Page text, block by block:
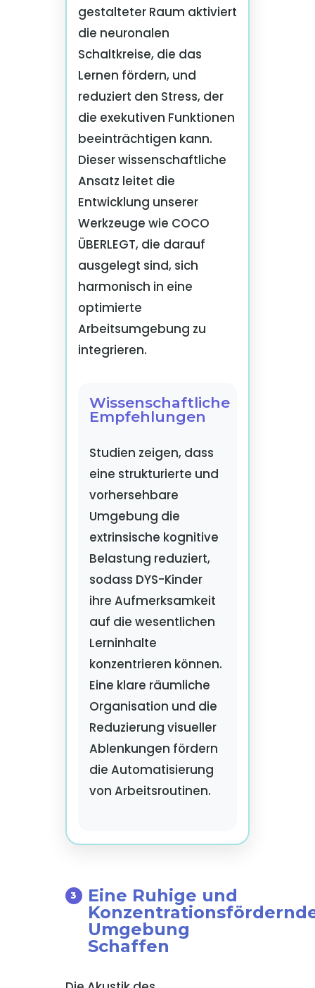
gestalteter Raum aktiviert
die neuronalen
Schaltkreise, die das
Lernen fördern, und
reduziert den Stress, der
die exekutiven Funktionen
beeinträchtigen kann.
Dieser wissenschaftliche
Ansatz leitet die
Entwicklung unserer
Werkzeuge wie COCO
ÜBERLEGT, die darauf
ausgelegt sind, sich
harmonisch in eine
optimierte
Arbeitsumgebung zu
integrieren.
Wissenschaftliche
Empfehlungen
Studien zeigen, dass
eine strukturierte und
vorhersehbare
Umgebung die
extrinsische kognitive
Belastung reduziert,
sodass DYS-Kinder
ihre Aufmerksamkeit
auf die wesentlichen
Lerninhalte
konzentrieren können.
Eine klare räumliche
Organisation und die
Reduzierung visueller
Ablenkungen fördern
die Automatisierung
von Arbeitsroutinen.
Eine Ruhige und
Umgebung
Schaffen